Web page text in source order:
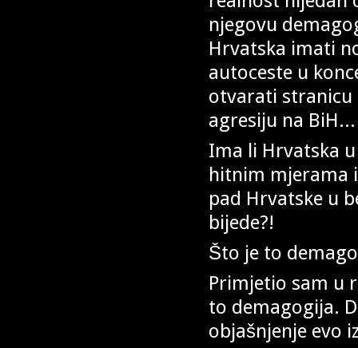
njegovu
Hrvatska imati
autoceste u
otvarati stranicu
agresiju na BiH...
Ima li Hrvatska
hitnim mjerama
pad Hrvatske u
bijede?!
Što je to
Primjetio sam u
to demagogija.
objašnjenje evo